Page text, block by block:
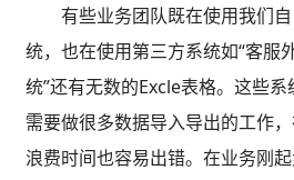
有些业务团队既在使用我们
统，也在使用第三方系统如“客服
统”还有无数的Excle表格。这些
需要做很多数据导入导出的工作
浪费时间也容易出错。在业务刚